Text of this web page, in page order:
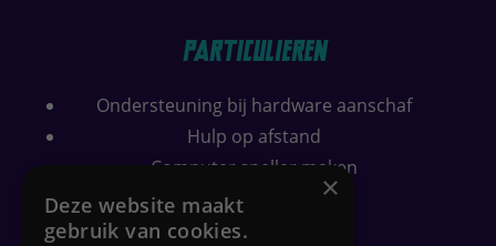
Particulieren
Ondersteuning bij hardware aanschaf
Hulp op afstand
Computer sneller maken
Wifi bereik verbeteren
Security check
×
Deze website maakt
gebruik van cookies.